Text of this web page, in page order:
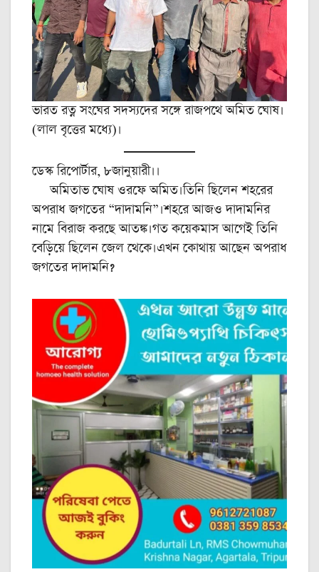
ভারত রত্ন সংঘের সদস্যদের সঙ্গে রাজপথে অমিত ঘোষ।
(লাল বৃত্তের মধ্যে)।
ডেস্ক রিপোর্টার, ৮জানুয়ারী।।
অমিতাভ ঘোষ ওরফে অমিত।তিনি ছিলেন শহরের
অপরাধ জগতের “দাদামনি”।শহরে আজও দাদামনির
নামে বিরাজ করছে আতঙ্ক।গত কয়েকমাস আগেই তিনি
বেড়িয়ে ছিলেন জেল থেকে।এখন কোথায় আছেন অপরাধ
জগতের দাদামনি?